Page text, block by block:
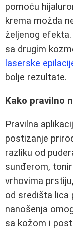
pomoću
krema možda
željenog
sa drugim
laserske
bolje rezultate.
Kako pravilno
Pravilna
postizanje
razliku od
sunđerom,
vrhovima
od središta lica
nanošenja
sa kožom i